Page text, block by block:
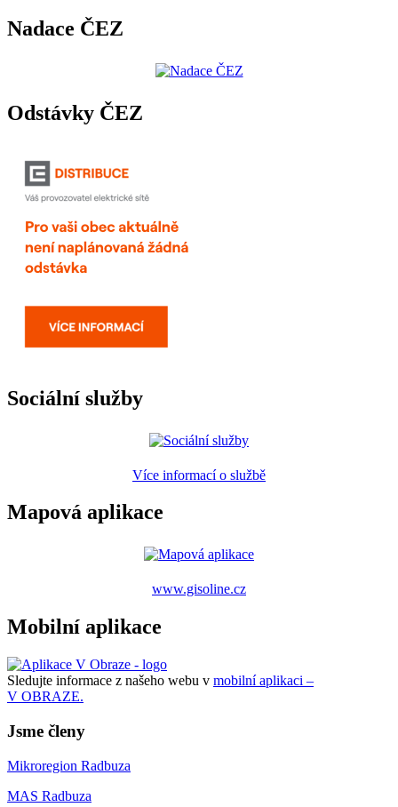
Nadace ČEZ
Odstávky ČEZ
Sociální služby
Více informací o službě
Mapová aplikace
www.gisoline.cz
Mobilní aplikace
Sledujte informace z našeho webu v mobilní aplikaci –
V OBRAZE.
Jsme členy
Mikroregion Radbuza
MAS Radbuza